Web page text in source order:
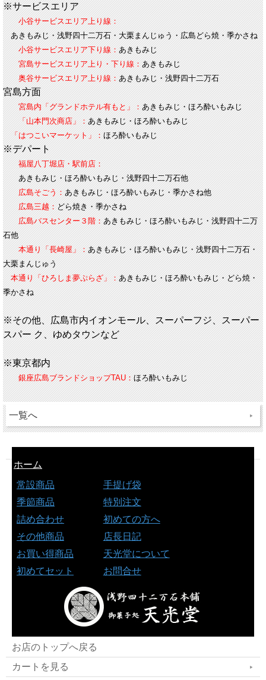
※サービスエリア
小谷サービスエリア上り線：
あきもみじ・浅野四十二万石・大栗まんじゅう・広島どら焼・季かさね
小谷サービスエリア下り線：あきもみじ
宮島サービスエリア上り・下り線：あきもみじ
奥谷サービスエリア上り線：あきもみじ・浅野四十二万石
宮島方面
宮島内「グランドホテル有もと」：あきもみじ・ほろ酔いもみじ
「山本門次商店」：あきもみじ・ほろ酔いもみじ
「はつこいマーケット」：ほろ酔いもみじ
※デパート
福屋八丁堀店・駅前店：
あきもみじ・ほろ酔いもみじ・浅野四十二万石他
広島そごう：あきもみじ・ほろ酔いもみじ・季かさね他
広島三越：どら焼き・季かさね
広島バスセンター３階：あきもみじ・ほろ酔いもみじ・浅野四十二万
石他
本通り「長崎屋」：あきもみじ・ほろ酔いもみじ・浅野四十二万石・
大栗まんじゅう
本通り「ひろしま夢ぷらざ」：あきもみじ・ほろ酔いもみじ・どら焼・
季かさね
※その他、広島市内イオンモール、スーパーフジ、スーパー
スパー ク、ゆめタウンなど
※東京都内
銀座広島ブランドショップTAU：ほろ酔いもみじ
一覧へ
ホーム
常設商品
季節商品
詰め合わせ
その他商品
お買い得商品
初めてセット
手提げ袋
特別注文
初めての方へ
店長日記
天光堂について
お問合せ
お店のトップへ戻る
カートを見る